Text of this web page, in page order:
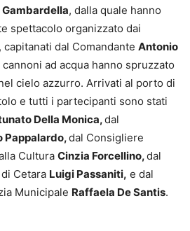
, dalla quale hanno
spettacolo organizzato dai
dal Comandante Antonio
ad acqua hanno spruzzato
cielo azzurro. Arrivati al porto di
e tutti i partecipanti sono stati
Della Monica,dal
Pappalardo,dal Consigliere
Cultura Cinzia Forcellino,dal
Cetara Luigi Passaniti, e dal
Municipale Raffaela De Santis.